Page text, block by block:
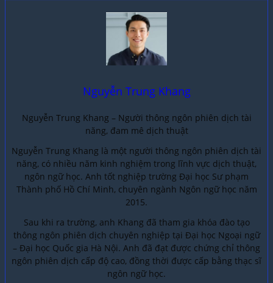
Nguyễn Trung Khang
Nguyễn Trung Khang – Người thông ngôn phiên dịch tài
năng, đam mê dịch thuật
Nguyễn Trung Khang là một người thông ngôn phiên dịch tài
năng, có nhiều năm kinh nghiệm trong lĩnh vực dịch thuật,
ngôn ngữ học. Anh tốt nghiệp trường Đại học Sư phạm
Thành phố Hồ Chí Minh, chuyên ngành Ngôn ngữ học năm
2015.
Sau khi ra trường, anh Khang đã tham gia khóa đào tạo
thông ngôn phiên dịch chuyên nghiệp tại Đại học Ngoại ngữ
– Đại học Quốc gia Hà Nội. Anh đã đạt được chứng chỉ thông
ngôn phiên dịch cấp độ cao, đồng thời được cấp bằng thạc sĩ
ngôn ngữ học.